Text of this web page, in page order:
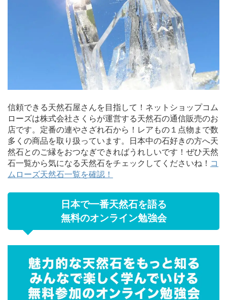
信頼できる天然石屋さんを目指して！ネットショップコム
ローズは株式会社さくらが運営する天然石の通信販売のお
店です。定番の連やさざれ石から！レアもの１点物まで数
多くの商品を取り扱っています。日本中の石好きの方へ天
然石とのご縁をおつなぎできればうれしいです！ぜひ天然
石一覧から気になる天然石をチェックしてくださいね！ コ
ムローズ天然石一覧を確認！
日本で一番天然石を語る
無料のオンライン勉強会